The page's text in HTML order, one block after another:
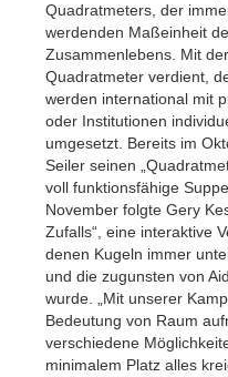
Quadratmeters, der
werdenden Maßeinheit
Zusammenlebens. Mit
Quadratmeter verdient,
werden international mit
oder Institutionen
umgesetzt. Bereits im
Seiler seinen
voll funktionsfähige
November folgte Gery
Zufalls“, eine interaktive
denen Kugeln immer
und die zugunsten von
wurde. „Mit unserer
Bedeutung von Raum
verschiedene
minimalem Platz alles